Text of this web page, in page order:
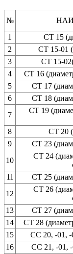
№
1
СТ 15
2
СТ 15-01
3
СТ 15-
4
СТ 16
5
СТ 17
6
СТ 18
7
СТ 19
8
СТ 20
9
СТ 23
10
СТ 24
11
СТ 25
12
СТ 26
13
СТ 27
14
СТ 28
15
СС 20, -01, -
16
СС 21, -01, -